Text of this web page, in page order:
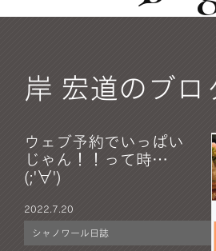
岸 宏道のブロ
ウェブ予約でいっぱい
じゃん！！って時…
(;'∀')
2022. 7.20
シャノワール日誌